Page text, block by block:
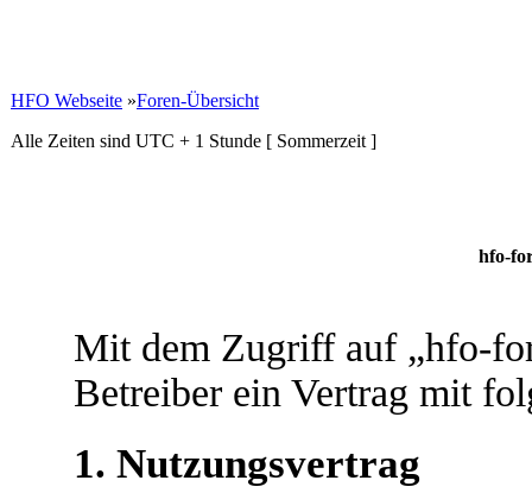
HFO Webseite »Foren-Übersicht
Alle Zeiten sind UTC + 1 Stunde [ Sommerzeit ]
hfo-
Mit dem Zugriff auf „hfo-
Betreiber ein Vertrag mit
1. Nutzungsvertrag